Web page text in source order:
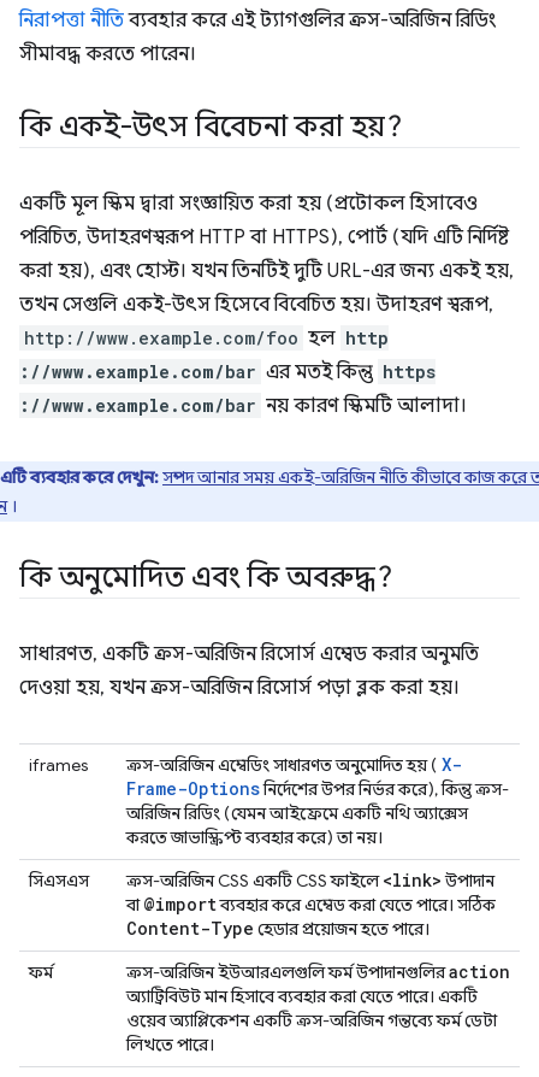
নিরাপত্তা নীতিব্যবহার করে এই ট্যাগগুলির ক্রস-অরিজিন রিডিং
সীমাবদ্ধ করতে পারেন।
কি একই-উৎস বিবেচনা করা হয়?
একটি মূল স্কিম দ্বারা সংজ্ঞায়িত করা হয় (প্রটোকল হিসাবেও
পরিচিত, উদাহরণস্বরূপ HTTP বা HTTPS), পোর্ট (যদি এটি নির্দিষ্ট
করা হয়), এবং হোস্ট। যখন তিনটিই দুটি URL-এর জন্য একই হয়,
তখন সেগুলি একই-উৎস হিসেবে বিবেচিত হয়। উদাহরণ স্বরূপ,
http://www.example.com/foo হল http
://www.example.com/bar এর মতই কিন্তু https
://www.example.com/bar নয় কারণ স্কিমটি আলাদা।
এটি ব্যবহার করে দেখুন:সম্পদ আনার সময় একই-অরিজিন নীতি কীভাবে কাজ করে
।
কি অনুমোদিত এবং কি অবরুদ্ধ?
সাধারণত, একটি ক্রস-অরিজিন রিসোর্স এম্বেড করার অনুমতি
দেওয়া হয়, যখন ক্রস-অরিজিন রিসোর্স পড়া ব্লক করা হয়।
iframes ক্রস-অরিজিন এম্বেডিং সাধারণত অনুমোদিত হয় ( X-
Frame-Optionsনির্দেশের উপর নির্ভর করে), কিন্তু ক্রস-
অরিজিন রিডিং (যেমন আইফ্রেমে একটি নথি অ্যাক্সেস
করতে জাভাস্ক্রিপ্ট ব্যবহার করে) তা নয়।
সিএসএস
ক্রস-অরিজিন CSS একটি CSS ফাইলে<link>উপাদান
বা@importব্যবহার করে এম্বেড করা যেতে পারে। সঠিক
Content-Type হেডার প্রয়োজন হতে পারে।
ফর্ম
ক্রস-অরিজিন ইউআরএলগুলি ফর্ম উপাদানগুলিরaction
অ্যাট্রিবিউট মান হিসাবে ব্যবহার করা যেতে পারে। একটি
ওয়েব অ্যাপ্লিকেশন একটি ক্রস-অরিজিন গন্তব্যে ফর্ম ডেটা
লিখতে পারে।